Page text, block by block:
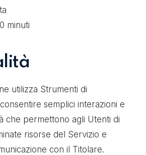
minuti
utilizza Strumenti di
semplici interazioni e
che permettono agli Utenti di
risorse del Servizio e
con il Titolare.